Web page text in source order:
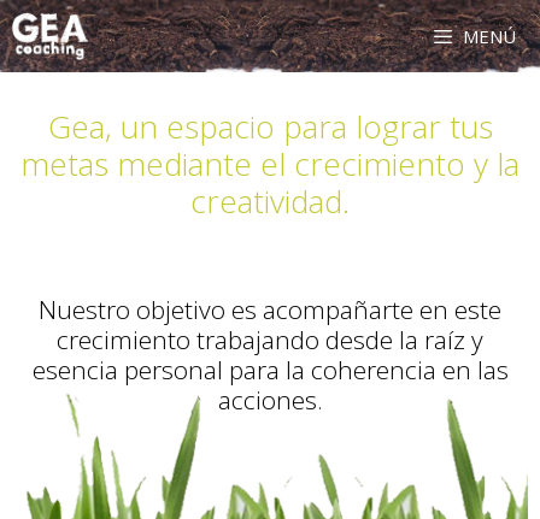
Saltar
al
MENÚ
Gea, un espacio para lograr tus
metas mediante el crecimiento y la
creatividad.
Nuestro objetivo es acompañarte en este
crecimiento trabajando desde la raíz y
esencia personal para la coherencia en las
acciones.